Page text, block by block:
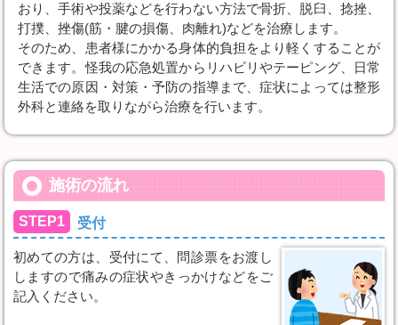
おり、手術や投薬などを行わない方法で骨折、脱臼、捻挫、
打撲、挫傷(筋・腱の損傷、肉離れ)などを治療します。
そのため、患者様にかかる身体的負担をより軽くすることが
できます。怪我の応急処置からリハビリやテーピング、日常
生活での原因・対策・予防の指導まで、症状によっては整形
外科と連絡を取りながら治療を行います。
施術の流れ
STEP1 受付
初めての方は、受付にて、問診票をお渡し
しますので痛みの症状やきっかけなどをご
記入ください。